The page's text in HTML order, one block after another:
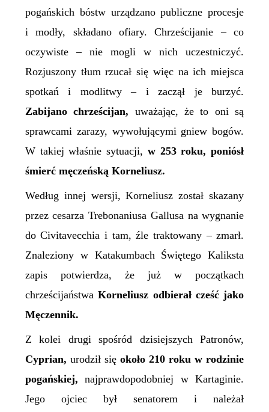
pogańskich bóstw urządzano publiczne procesje
i modły, składano ofiary. Chrześcijanie – co
oczywiste – nie mogli w nich uczestniczyć.
Rozjuszony tłum rzucał się więc na ich miejsca
spotkań i modlitwy – i zaczął je burzyć.
Zabijano chrześcijan, uważając, że to oni są
sprawcami zarazy, wywołującymi gniew bogów.
W takiej właśnie sytuacji, w 253 roku, poniósł
śmierć męczeńską Korneliusz.
Według innej wersji, Korneliusz został skazany
przez cesarza Trebonaniusa Gallusa na wygnanie
do Civitavecchia i tam, źle traktowany – zmarł.
Znaleziony w Katakumbach Świętego Kaliksta
zapis potwierdza, że już w początkach
chrześcijaństwaKorneliusz odbierał cześć jako
Męczennik.
Z kolei drugi spośród dzisiejszych Patronów,
Cyprian, urodził się około 210 roku w rodzinie
pogańskiej, najprawdopodobniej w Kartaginie.
Jego ojciec był senatorem i należał